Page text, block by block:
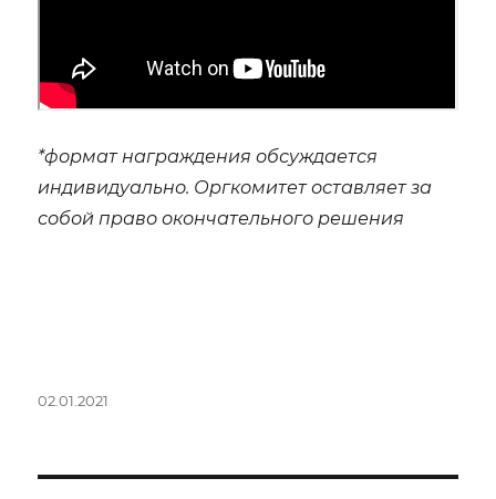
*формат награждения обсуждается
индивидуально. Оргкомитет оставляет за
собой право окончательного решения
Опубликовано
02.01.2021